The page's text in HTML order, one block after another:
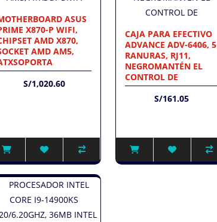
ASUS
X870-P WIFI,
AMD X870,
AMD AM5,
S/1,020.60
CAJA PARA EFECTIVO
ADVANCE ADV-6406, 5
RANURAS, RJ11,
NEGROMANTÉN EL
CONTROL DE
S/161.05